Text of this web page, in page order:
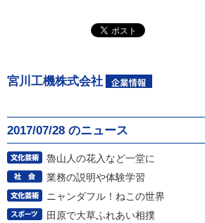
宮川工機株式会社
2017/07/28 のニュース
魯山人の花入など一堂に
業務の説明や体験学習
ニャンダフル！ねこの世界
田原で大草ふれあい相撲